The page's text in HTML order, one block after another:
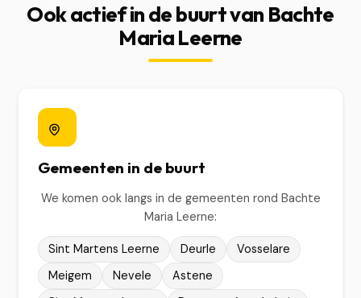
Ook actief in de buurt van Bachte
Maria Leerne
Gemeenten in de buurt
We komen ook langs in de gemeenten rond Bachte
Maria Leerne:
Sint Martens Leerne Deurle
Vosselare
Meigem
Nevele
Astene